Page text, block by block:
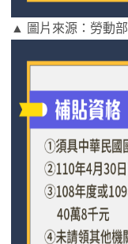
▲ 圖片來源：勞動部